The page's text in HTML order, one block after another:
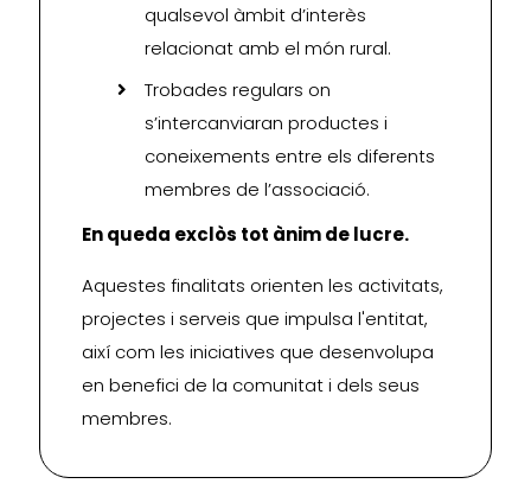
qualsevol àmbit d’interès
relacionat amb el món rural.
Trobades regulars on
s’intercanviaran productes i
coneixements entre els diferents
membres de l’associació.
En queda exclòs tot ànim de lucre.
Aquestes finalitats orienten les activitats,
projectes i serveis que impulsa l'entitat,
així com les iniciatives que desenvolupa
en benefici de la comunitat i dels seus
membres.